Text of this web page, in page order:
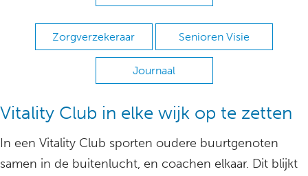
Zorgverzekeraar Senioren Visie
Journaal
Vitality Club in elke wijk op te zetten
In een Vitality Club sporten oudere buurtgenoten
samen in de buitenlucht, en coachen elkaar. Dit blijkt